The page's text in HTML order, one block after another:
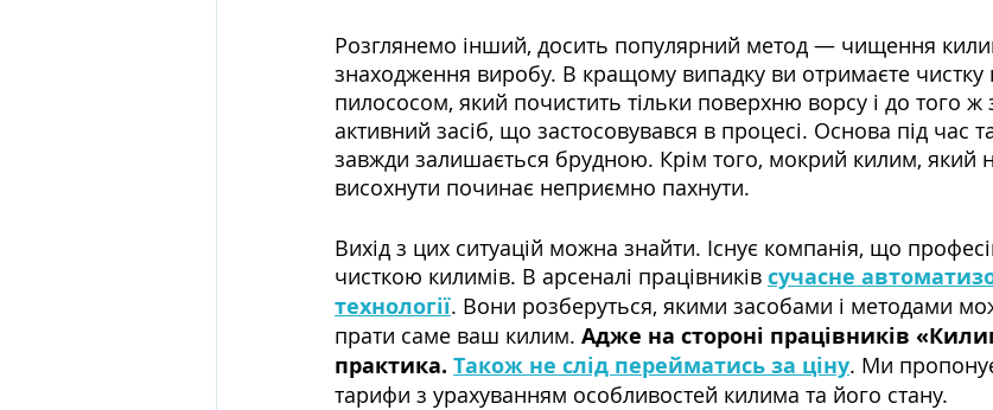
Розглянемо інший, досить популярний метод — чищення
знаходження виробу. В кращому випадку ви отримаєте
пилососом, який почистить тільки поверхню ворсу і до того
активний засіб, що застосовувався в процесі. Основа під час
завжди залишається брудною. Крім того, мокрий килим,
висохнути починає неприємно пахнути.
Вихід з цих ситуацій можна знайти. Існує компанія, що
чисткою килимів. В арсеналі працівників сучасне
технології. Вони розберуться, якими засобами і методами
прати саме ваш килим. Адже на стороні працівників
практика. Також не слід перейматись за ціну. Ми
тарифи з урахуванням особливостей килима та його стану.